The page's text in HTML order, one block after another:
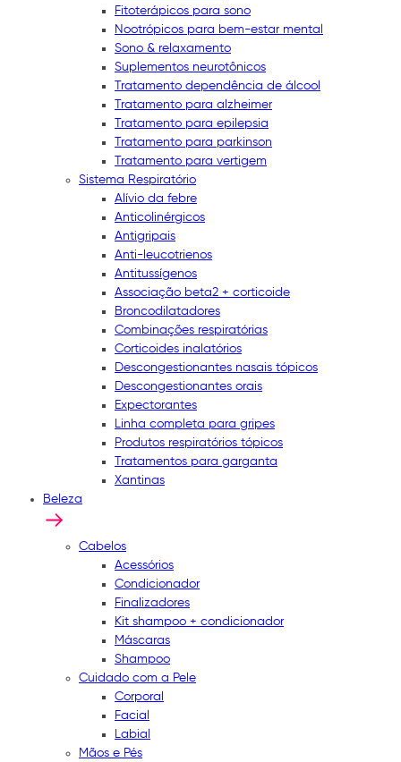
Fitoterápicos para sono
Nootrópicos para bem-estar mental
Sono & relaxamento
Suplementos neurotônicos
Tratamento dependência de álcool
Tratamento para alzheimer
Tratamento para epilepsia
Tratamento para parkinson
Tratamento para vertigem
Sistema Respiratório
Alívio da febre
Anticolinérgicos
Antigripais
Anti-leucotrienos
Antitussígenos
Associação beta2 + corticoide
Broncodilatadores
Combinações respiratórias
Corticoides inalatórios
Descongestionantes nasais tópicos
Descongestionantes orais
Expectorantes
Linha completa para gripes
Produtos respiratórios tópicos
Tratamentos para garganta
Xantinas
Beleza
Cabelos
Acessórios
Condicionador
Finalizadores
Kit shampoo + condicionador
Máscaras
Shampoo
Cuidado com a Pele
Corporal
Facial
Labial
Mãos e Pés